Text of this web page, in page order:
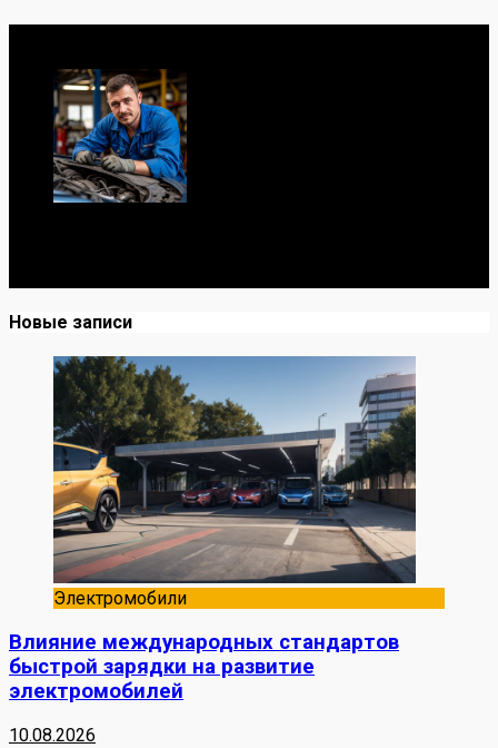
Новые записи
Электромобили
Влияние международных стандартов
быстрой зарядки на развитие
электромобилей
10.08.2026